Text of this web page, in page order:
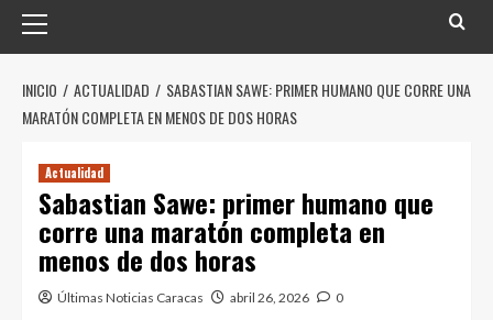
principal
INICIO ACTUALIDAD
SABASTIAN SAWE: PRIMER HUMANO QUE CORRE UNA
MARATÓN COMPLETA EN MENOS DE DOS HORAS
Actualidad
Sabastian Sawe: primer humano que
corre una maratón completa en
menos de dos horas
Últimas Noticias Caracas abril 26, 2026 0